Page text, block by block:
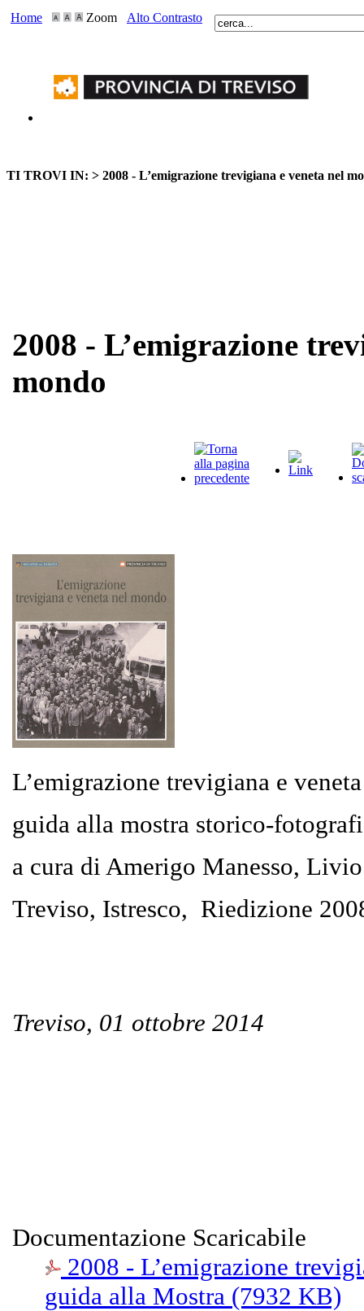
Home Zoom Alto Contrasto
TI TROVI IN: > 2008 - L’emigrazione trevigiana e veneta nel
2008 - L’emigrazione
mondo
L’emigrazione trevigiana e
guida alla mostra storico-
a cura di Amerigo Manesso,
Treviso, Istresco, Riedizione
Treviso, 01 ottobre 2014
Documentazione Scaricabile
2008 - L’emigrazione
guida alla Mostra (7932 KB)